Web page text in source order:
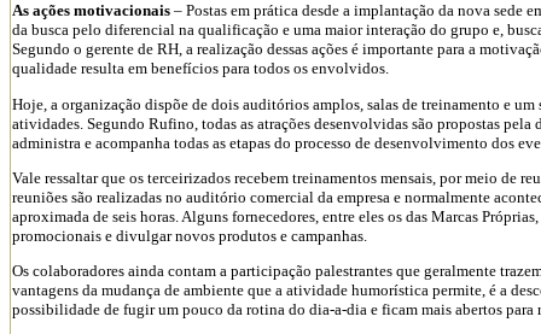
As ações motivacionais – Postas em prática desde a implantação da nova sede
da busca pelo diferencial na qualificação e uma maior interação do grupo e,
Segundo o gerente de RH, a realização dessas ações é importante para a
qualidade resulta em benefícios para todos os envolvidos.
Hoje, a organização dispõe de dois auditórios amplos, salas de treinamento e
atividades. Segundo Rufino, todas as atrações desenvolvidas são propostas pela
administra e acompanha todas as etapas do processo de desenvolvimento dos
Vale ressaltar que os terceirizados recebem treinamentos mensais, por meio de
reuniões são realizadas no auditório comercial da empresa e normalmente
aproximada de seis horas. Alguns fornecedores, entre eles os das Marcas
promocionais e divulgar novos produtos e campanhas.
Os colaboradores ainda contam a participação palestrantes que geralmente
vantagens da mudança de ambiente que a atividade humorística permite, é a
possibilidade de fugir um pouco da rotina do dia-a-dia e ficam mais abertos para